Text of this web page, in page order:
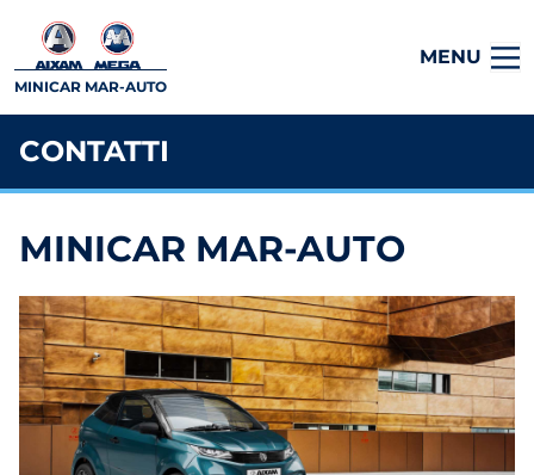
MINICAR MAR-AUTO
MENU
CONTATTI
MINICAR MAR-AUTO